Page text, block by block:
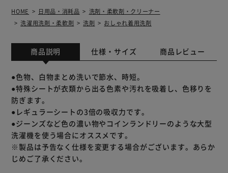
HOME 日用品・消耗品
洗剤・柔軟剤・クリーナー
洗濯用洗剤・柔軟剤
洗剤 おしゃれ着用洗剤
商品説明 仕様・サイズ 商品レビュー
●色物、白物まとめ洗いで節水、時短。
●特殊シートが衣類から出る色素や汚れを吸着し、色移りを
防ぎます。
●レギュラーシートの3倍の吸収力です。
●ジーンズなど色の濃い物やコインランドリーのような大型
洗濯機を使う場合にオススメです。
※製品は予告なく仕様を変更する場合がございます。あらか
じめご了承ください。